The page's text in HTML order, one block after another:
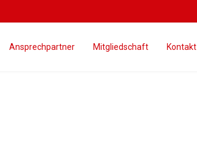
Ansprechpartner Mitgliedschaft Kontakt